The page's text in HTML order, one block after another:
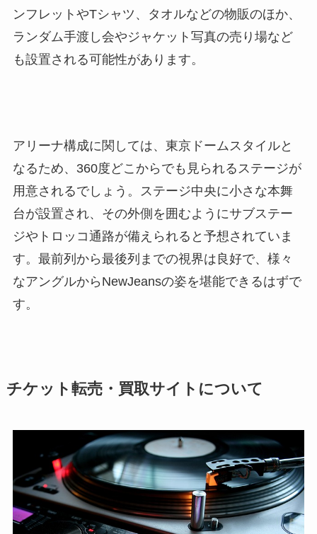
ンフレットやTシャツ、タオルなどの物販のほか、
ランダム手渡し会やジャケット写真の売り場など
も設置される可能性があります。
アリーナ構成に関しては、東京ドームスタイルと
なるため、360度どこからでも見られるステージが
用意されるでしょう。ステージ中央に小さな本舞
台が設置され、その外側を囲むようにサブステー
ジやトロッコ通路が備えられると予想されていま
す。最前列から最後列までの視界は良好で、様々
なアングルからNewJeansの姿を堪能できるはずで
す。
チケット転売・買取サイトについて